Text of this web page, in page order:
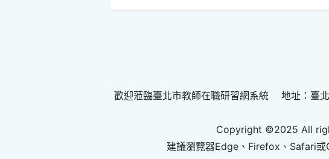
歡迎蒞臨臺北市教師在職研習網系統 地址：臺
Copyright ©2025 All
建議瀏覽器Edge、Firefox、Safari